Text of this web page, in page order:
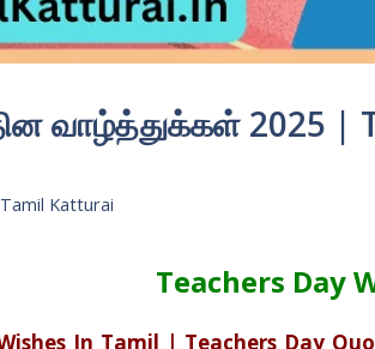
வாழ்த்துக்கள் 2025 |
Tamil Katturai
Teachers Day
In Tamil | Teachers Day